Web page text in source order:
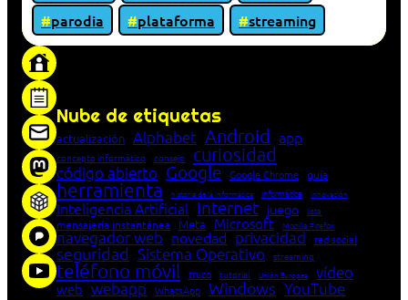
parodia
plataforma
streaming
Nube de etiquetas
actualización Alphabet Android app
concepto informático consejo curiosidad
código abierto Google Google Chrome guía
herramienta historia de la Informática Informática innovación
Inteligencia Artificial Internet juego lista
mensajería instantánea Meta Microsoft Mozilla Firefox
navegador web novedad privacidad red social
seguridad Sistema Operativo streaming
teléfono móvil truco tutorial Unión Europea vídeo
web webapp WhatsApp Windows YouTube